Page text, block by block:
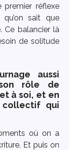
réflexe
qu’on sait que
Ce balancier là
de solitude
aussi
rôle de
à soi, et en
collectif qui
où on a
Et puis on